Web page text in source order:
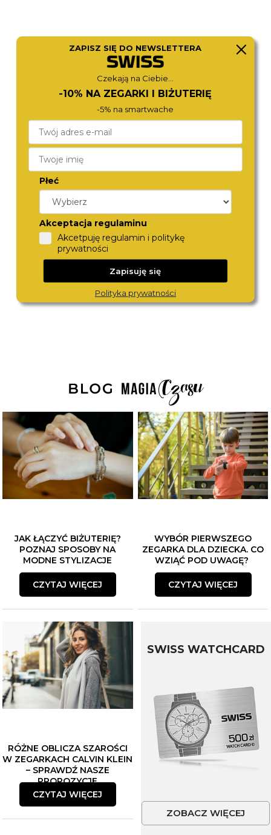
BERING BERING
11429-758
25100146 11429-754
JAK ŁĄCZYĆ BIŻUTERIĘ?
POZNAJ SPOSOBY NA
MODNE STYLIZACJE
CZYTAJ WIĘCEJ
WYBÓR PIERWSZEGO
ZEGARKA DLA DZIECKA. CO
WZIĄĆ POD UWAGĘ?
CZYTAJ WIĘCEJ
RÓŻNE OBLICZA SZAROŚCI
W ZEGARKACH CALVIN KLEIN
– SPRAWDŹ NASZE
PROPOZYCJE
CZYTAJ WIĘCEJ
SWISS WATCHCARD
ZOBACZ WIĘCEJ
ZAPISZ SIĘ DO NEWSLETTERA
Czekają na Ciebie...
-10% NA ZEGARKI I BIŻUTERIĘ
-5% na smartwache
Płeć
Akceptacja regulaminu
Akcetpuję regulamin i politykę
prywatności
Zapisuję się
Polityka prywatności